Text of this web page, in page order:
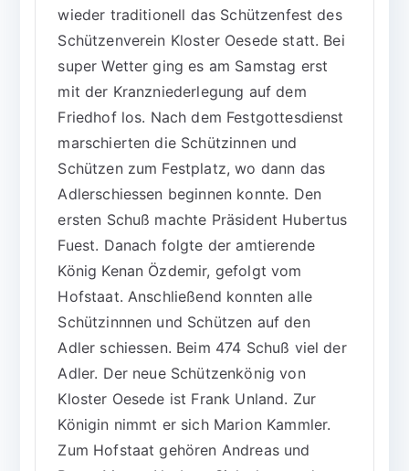
wieder traditionell das Schützenfest des
Schützenverein Kloster Oesede statt. Bei
super Wetter ging es am Samstag erst
mit der Kranzniederlegung auf dem
Friedhof los. Nach dem Festgottesdienst
marschierten die Schützinnen und
Schützen zum Festplatz, wo dann das
Adlerschiessen beginnen konnte. Den
ersten Schuß machte Präsident Hubertus
Fuest. Danach folgte der amtierende
König Kenan Özdemir, gefolgt vom
Hofstaat. Anschließend konnten alle
Schützinnnen und Schützen auf den
Adler schiessen. Beim 474 Schuß viel der
Adler. Der neue Schützenkönig von
Kloster Oesede ist Frank Unland. Zur
Königin nimmt er sich Marion Kammler.
Zum Hofstaat gehören Andreas und